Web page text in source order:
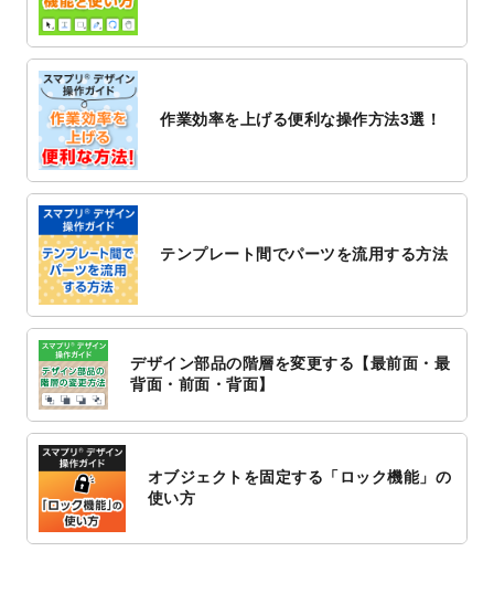
2022/11/4
しました。
2022/10/26
レートを追加しました。
2022/10/26
追加しました。
2022/10/20
2022/10/14
年賀ポスターのデザインテンプレートを公
2022/10/6
チラシ作成からポスティング配布注文まで
2022/10/1
2023年版1月始まりのカレンダーデザイン
2022/9/21
コンサートのチラシデザインテンプレート
2022/9/5
年賀状のデザインテンプレート
2022/9/5
喪中はがきのデザインテンプレートを公開
作業効率を上げる便利な操作方法3選！
テンプレート間でパーツを流用する方法
デザイン部品の階層を変更する【最前面・最
背面・前面・背面】
オブジェクトを固定する「ロック機能」の
使い方